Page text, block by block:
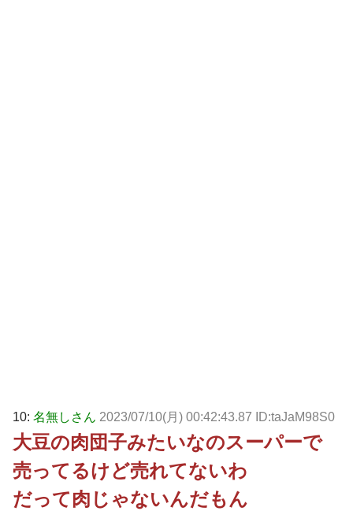
10: 名無しさん 2023/07/10(月) 00:42:43.87 ID:taJaM98S0
大豆の肉団子みたいなのスーパーで
売ってるけど売れてないわ
だって肉じゃないんだもん